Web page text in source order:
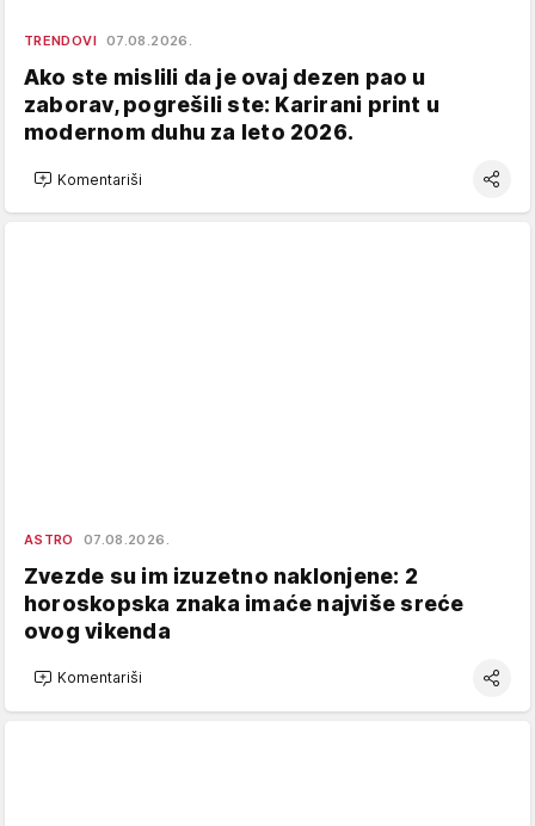
TRENDOVI 07.08.2026.
Ako ste mislili da je ovaj dezen pao u
zaborav, pogrešili ste: Karirani print u
modernom duhu za leto 2026.
Komentariši
ASTRO 07.08.2026.
Zvezde su im izuzetno naklonjene: 2
horoskopska znaka imaće najviše sreće
ovog vikenda
Komentariši